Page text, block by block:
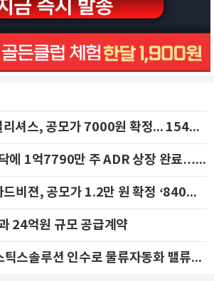
희망밴드 최상단 딜리셔스, 공모가 7000원 확정... 154억 규모 IPO 돌입
SK하이닉스, 나스닥에 1억7790만 주 ADR 상장 완료…29일 국내 추가 상장
자율주행 AI 스트라드비젼, 공모가 1.2만 원 확정 ‘840억 수혈’
24억원 규모 공급계약
클로봇, 두산로지스틱스솔루션 인수로 물류자동화 밸류체인 확장 추진 - IBK투자증권